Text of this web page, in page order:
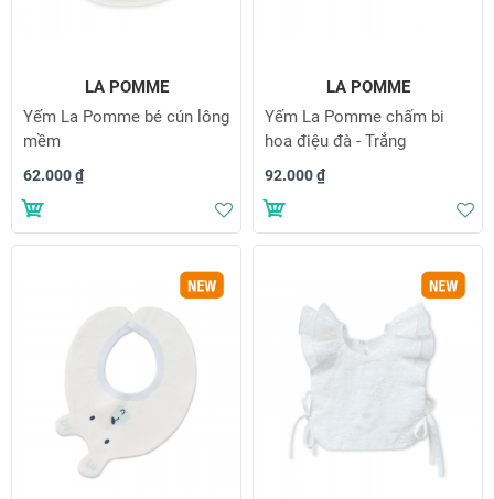
LA POMME
Yếm La Pomme bé cún lông
mềm
62.000 ₫
Thêm vào danh sách yêu thích
LA POMME
Yếm La Pomme chấm bi
hoa điệu đà - Trắng
92.000 ₫